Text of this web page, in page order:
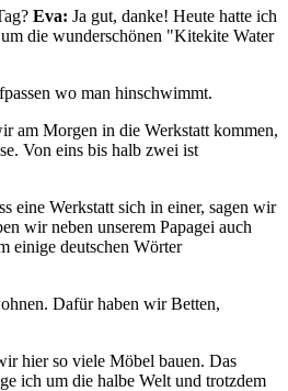
Eva: Ja gut, danke! Heute hatte ich
die wunderschönen "Kitekite Water
wo man hinschwimmt.
am Morgen in die Werkstatt kommen,
Von eins bis halb zwei ist
eine Werkstatt sich in einer, sagen wir
wir neben unserem Papagei auch
einige deutschen Wörter
Dafür haben wir Betten,
hier so viele Möbel bauen. Das
ich um die halbe Welt und trotzdem